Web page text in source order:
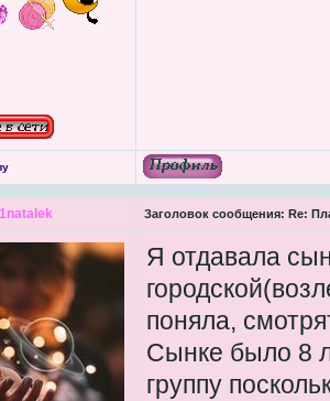
Заголовок сообщения: Re:
Я отдавала
поняла,
Сынке было 8
группу